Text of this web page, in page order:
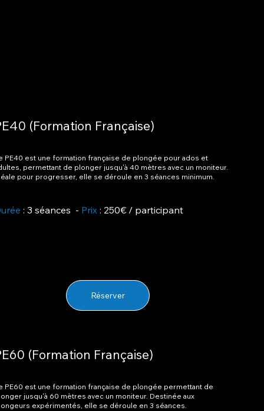
(Formation Française)
PE40 est une formation française de plongée pour ados et
permettant de plonger jusqu'à 40 mètres avec un moniteur.
pour progresser, elle se déroule en 3 séances minimum.
: 3 séances - Prix: 250€ / participant
Réserver
(Formation Française)
PE60 est une formation française de plongée permettant de
jusqu'à 60 mètres avec un moniteur. Destinée aux
expérimentés, elle se déroule en 3 séances.